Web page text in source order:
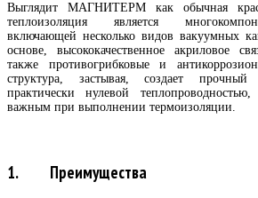
Выглядит МАГНИТЕРМ как обычная
теплоизоляция является
включающей несколько видов вакуумных
основе, высококачественное акриловое
также противогрибковые и
структура, застывая, создает
практически нулевой
важным при выполнении термоизоляции.
1. Преимущества